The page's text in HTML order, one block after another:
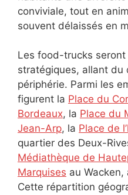
conviviale, tout en
souvent délaissés en
Les food-trucks
stratégiques, allant du
périphérie. Parmi les
figurent la Place du
Bordeaux, la Place du
Jean-Arp, la Place de
quartier des Deux-
Médiathèque de
Marquises au Wacken,
Cette répartition